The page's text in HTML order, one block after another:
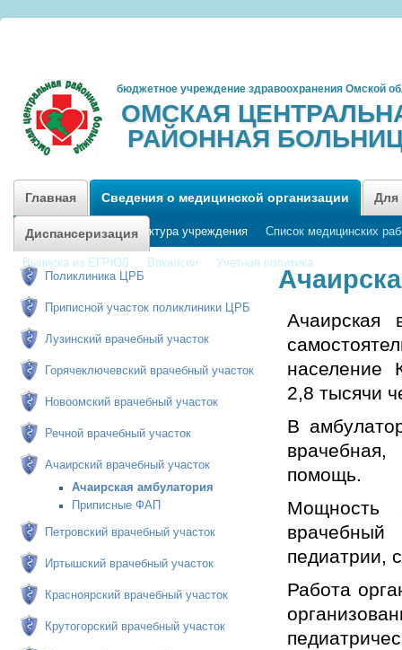
бюджетное учреждение здравоохранения Омской
ОМСКАЯ
РАЙОННАЯ
Главная Сведения о медицинской организации
График приема Структура учреждения Список медицинских
Выписка из ЕГРЮЛ Вакансии Учетная политика
Для
Диспансеризация
Ачаирская
население
2,8 тысячи
В
врачебная,
помощь.
Мощность
педиатрии,
Работа
Поликлиника ЦРБ
Приписной участок поликлиники ЦРБ
Лузинский врачебный участок
Горячеключевский врачебный участок
Новоомский врачебный участок
Речной врачебный участок
Ачаирский врачебный участок
Ачаирская амбулатория
Приписные ФАП
Петровский врачебный участок
Иртышский врачебный участок
Красноярский врачебный участок
Крутогорский врачебный участок